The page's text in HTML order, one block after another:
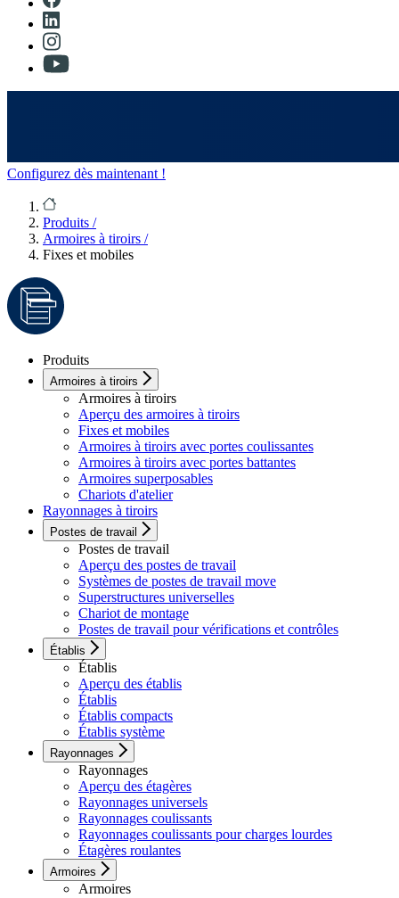
Configurez dès maintenant !
Produits /
Armoires à tiroirs /
Fixes et mobiles
Produits
Armoires à tiroirs
Armoires à tiroirs
Aperçu des armoires à tiroirs
Fixes et mobiles
Armoires à tiroirs avec portes coulissantes
Armoires à tiroirs avec portes battantes
Armoires superposables
Chariots d'atelier
Rayonnages à tiroirs
Postes de travail
Postes de travail
Aperçu des postes de travail
Systèmes de postes de travail move
Superstructures universelles
Chariot de montage
Postes de travail pour vérifications et contrôles
Établis
Établis
Aperçu des établis
Établis
Établis compacts
Établis système
Rayonnages
Rayonnages
Aperçu des étagères
Rayonnages universels
Rayonnages coulissants
Rayonnages coulissants pour charges lourdes
Étagères roulantes
Armoires
Armoires